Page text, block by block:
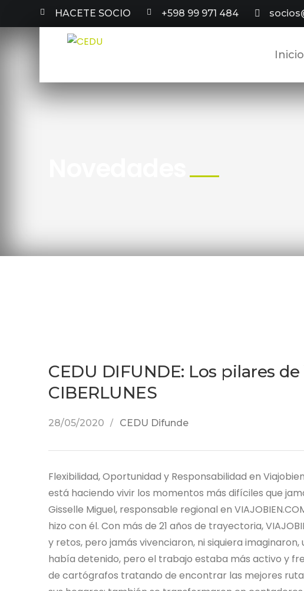
HACETE SOCIO +598 99 971 484
Inicio
CEDU DIFUNDE: Los pilares
CIBERLUNES
28/05/2020 CEDU Difunde
Flexibilidad, Oportunidad y Responsabilidad en
está haciendo vivir los momentos más difíciles que
Gisselle Miguel, responsable regional en
hizo con él. Con más de 21 años de trayectoria,
y retos, pero jamás vivenciaron, ni siquiera
había detenido, pero el trabajo estaba más activo y
de cartógrafos tratando de encontrar las mejores